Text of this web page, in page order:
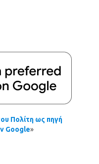
Πολίτη ως πηγή
Google»